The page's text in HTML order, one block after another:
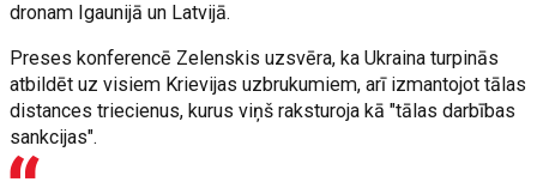
dronam Igaunijā un Latvijā.
Preses konferencē Zelenskis uzsvēra, ka Ukraina turpinās
atbildēt uz visiem Krievijas uzbrukumiem, arī izmantojot tālas
distances triecienus, kurus viņš raksturoja kā "tālas darbības
sankcijas".